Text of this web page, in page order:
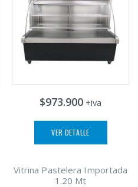
$973.900 +iva
VER DETALLE
Vitrina Pastelera Importada
1.20 Mt